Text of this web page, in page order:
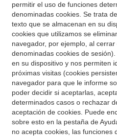
permitir el uso de funciones
denominadas cookies. Se trata
texto que se almacenan en su
cookies que utilizamos se
navegador, por ejemplo, al
denominadas cookies de
en su dispositivo y nos permiten
próximas visitas (cookies
navegador para que le informe
poder decidir si aceptarlas,
determinados casos o rechazar
aceptación de cookies. Puede
sobre esto en la pestaña de
no acepta cookies, las funciones